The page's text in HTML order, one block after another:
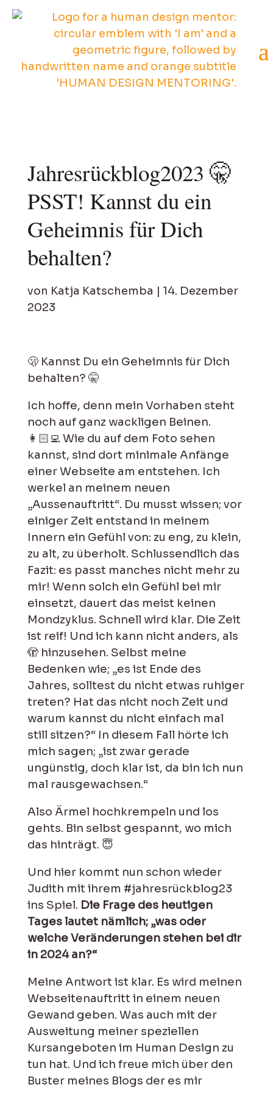
Jahresrückblog2023 🤫
PSST! Kannst du ein
Geheimnis für Dich
behalten?
von Katja Katschemba | 14. Dezember
2023
🫢 Kannst Du ein Geheimnis für Dich
behalten? 🤫
Ich hoffe, denn mein Vorhaben steht
noch auf ganz wackligen Beinen.
👩🏻‍💻 Wie du auf dem Foto sehen
kannst, sind dort minimale Anfänge
einer Webseite am entstehen. Ich
werkel an meinem neuen
„Aussenauftritt“. Du musst wissen; vor
einiger Zeit entstand in meinem
Innern ein Gefühl von: zu eng, zu klein,
zu alt, zu überholt. Schlussendlich das
Fazit: es passt manches nicht mehr zu
mir! Wenn solch ein Gefühl bei mir
einsetzt, dauert das meist keinen
Mondzyklus. Schnell wird klar. Die Zeit
ist reif! Und ich kann nicht anders, als
🫣 hinzusehen. Selbst meine
Bedenken wie; „es ist Ende des
Jahres, solltest du nicht etwas ruhiger
treten? Hat das nicht noch Zeit und
warum kannst du nicht einfach mal
still sitzen?“ In diesem Fall hörte ich
mich sagen; „ist zwar gerade
ungünstig, doch klar ist, da bin ich nun
mal rausgewachsen.“
Also Ärmel hochkrempeln und los
gehts. Bin selbst gespannt, wo mich
das hinträgt. 😇
Und hier kommt nun schon wieder
Judith mit ihrem #jahresrückblog23
ins Spiel. Die Frage des heutigen
Tages lautet nämlich; „was oder
welche Veränderungen stehen bei dir
in 2024 an?“
Meine Antwort ist klar. Es wird meinen
Webseitenauftritt in einem neuen
Gewand geben. Was auch mit der
Ausweitung meiner speziellen
Kursangeboten im Human Design zu
tun hat. Und ich freue mich über den
Buster meines Blogs der es mir